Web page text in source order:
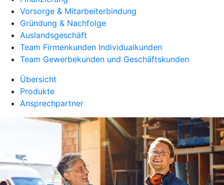
Vorsorge & Mitarbeiterbindung
Gründung & Nachfolge
Auslandsgeschäft
Team Firmenkunden Individualkunden
Team Gewerbekunden und Geschäftskunden
Übersicht
Produkte
Ansprechpartner